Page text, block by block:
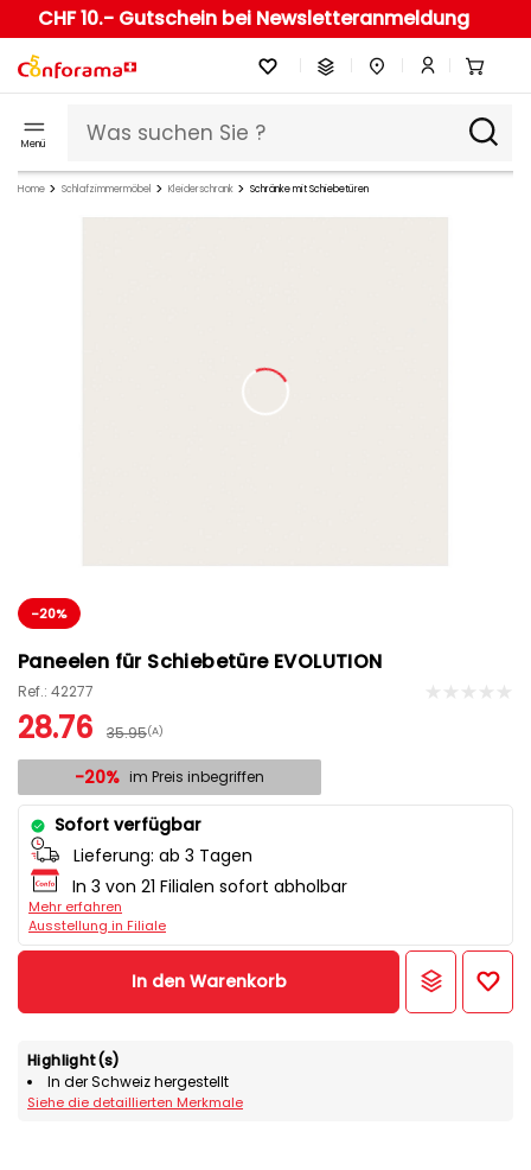
CHF 10.- Gutschein bei Newsletteranmeldung
Menü
Home Schlafzimmermöbel Kleiderschrank Schränke mit Schiebetüren
-20%
Paneelen für Schiebetüre EVOLUTION
Ref.: 42277
28.76 35.95(A)
-20% im Preis inbegriffen
Sofort verfügbar
Lieferung: ab 3 Tagen
In 3 von 21 Filialen sofort abholbar
Mehr erfahren
Ausstellung in Filiale
In den Warenkorb
Highlight(s)
In der Schweiz hergestellt
Siehe die detaillierten Merkmale